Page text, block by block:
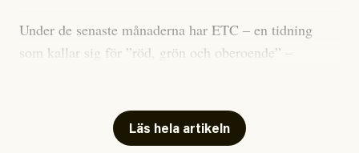
Under de senaste månaderna har ETC – en tidning
som kallar sig för ”röd, grön och oberoende” –
skriver för? Vad betyder det att vara en ”röd, grön och
oberoende” tidning? Och vad är egentligen bra
Läs hela artikeln